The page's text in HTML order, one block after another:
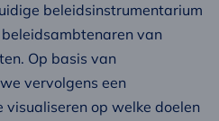
beleidsinstrumentarium
van
Op basis van
vervolgens een
op welke doelen